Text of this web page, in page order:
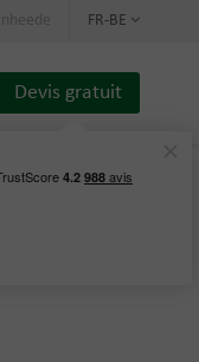
FR-BE
Devis gratuit